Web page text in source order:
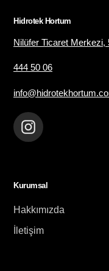
Hidrotek Hortum
Nilüfer Ticaret
444 50 06
Instagram
Kurumsal
Hakkımızda
İletişim